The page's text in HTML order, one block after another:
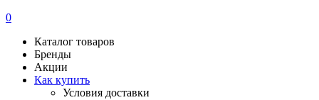
0
Каталог товаров
Бренды
Акции
Как купить
Условия доставки